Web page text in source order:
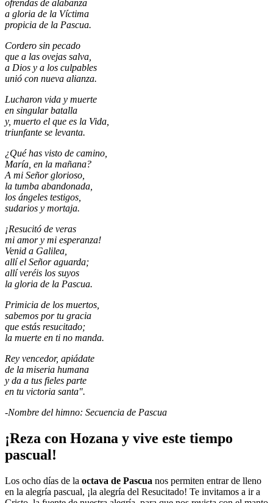
ofrendas de alabanza
a gloria de la Víctima
propicia de la Pascua.
Cordero sin pecado
que a las ovejas salva,
a Dios y a los culpables
unió con nueva alianza.
Lucharon vida y muerte
en singular batalla
y, muerto el que es la Vida,
triunfante se levanta.
¿Qué has visto de camino,
María, en la mañana?
A mi Señor glorioso,
la tumba abandonada,
los ángeles testigos,
sudarios y mortaja.
¡Resucitó de veras
mi amor y mi esperanza!
Venid a Galilea,
allí el Señor aguarda;
allí veréis los suyos
la gloria de la Pascua.
Primicia de los muertos,
sabemos por tu gracia
que estás resucitado;
la muerte en ti no manda.
Rey vencedor, apiádate
de la miseria humana
y da a tus fieles parte
en tu victoria santa".
-Nombre del himno: Secuencia de Pascua
¡Reza con Hozana y vive este tiempo
pascual!
Los ocho días de la octava de Pascua nos permiten entrar de lleno
en la alegría pascual, ¡la alegría del Resucitado! Te invitamos a ir a